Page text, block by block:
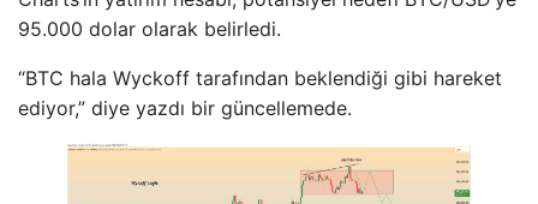
95.000 dolar olarak belirledi.
“BTC hala Wyckoff tarafından beklendiği gibi hareket
ediyor,” diye yazdı bir güncellemede.